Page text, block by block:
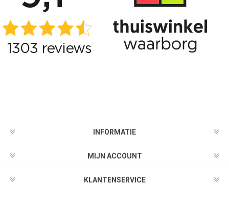
INFORMATIE
MIJN ACCOUNT
KLANTENSERVICE